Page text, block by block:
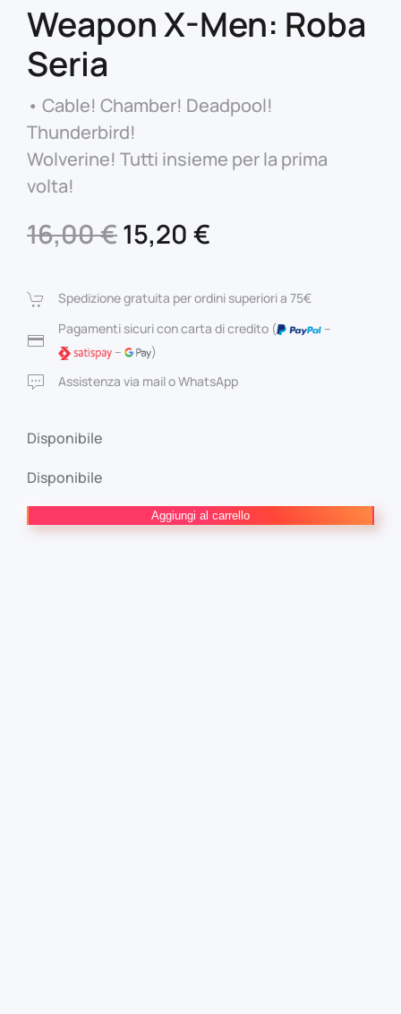
Weapon X-Men: Roba
Seria
• Cable! Chamber! Deadpool!
Thunderbird!
Wolverine! Tutti insieme per la prima
volta!
16,00€Il
originale
era:
16,00 €.
15,20 €
attuale
è:
Spedizione gratuita per ordini superiori a 75€
Pagamenti sicuri con carta di credito (
–
–
)
Assistenza via mail o WhatsApp
Disponibile
Disponibile
X-
Aggiungi al carrello